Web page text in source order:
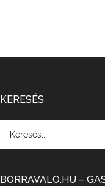
KERESÉS
BORRAVALO.HU –